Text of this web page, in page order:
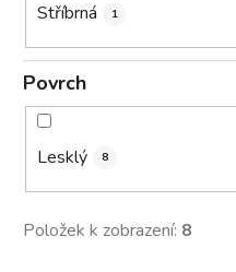
Stříbrná 1
Povrch
Lesklý 8
Položek k zobrazení: 8